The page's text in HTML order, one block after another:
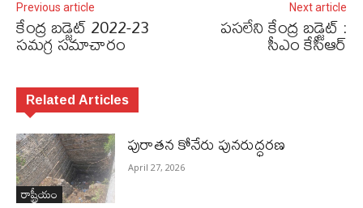
Previous article
కేంద్ర బడ్జెట్‌ 2022-23
సమగ్ర సమాచారం
Next article
పసలేని కేంద్ర బడ్జెట్‌ :
సీఎం కేసీఆర్‌
Related Articles
రాష్ట్రీయం
పురాత‌న కోనేరు పున‌రుద్ధ‌ర‌ణ
April 27, 2026